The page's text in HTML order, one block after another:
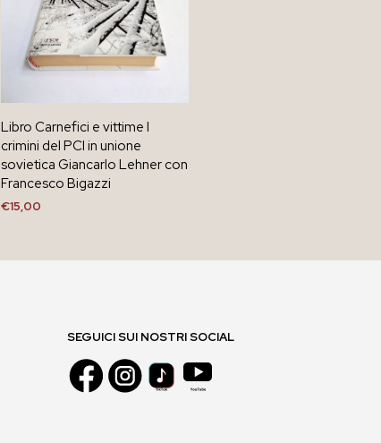
Libro Carnefici e vittime I
crimini del PCI in unione
sovietica Giancarlo Lehner con
Francesco Bigazzi
€15,00
SEGUICI SUI NOSTRI SOCIAL